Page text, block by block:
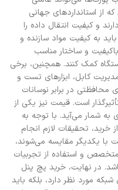
از استانداردهای جهانی
و کیفیت انتقال داده را
به کیفیت مواد سازنده و
و ساختار مناسب
کمک کنند. همچنین، برخی
کابل، ابزارهای تست و
در برابر نوسانات
است. قیمت نیز یکی از
به شمار می‌آید. با توجه به
خرید، تحقیقات لازم انجام
با یکدیگر مقایسه می‌شوند،
متخصص و استفاده از تجربیات
در نهایت، خرید پچ پنل
مورد نظر دارد، بلکه باید